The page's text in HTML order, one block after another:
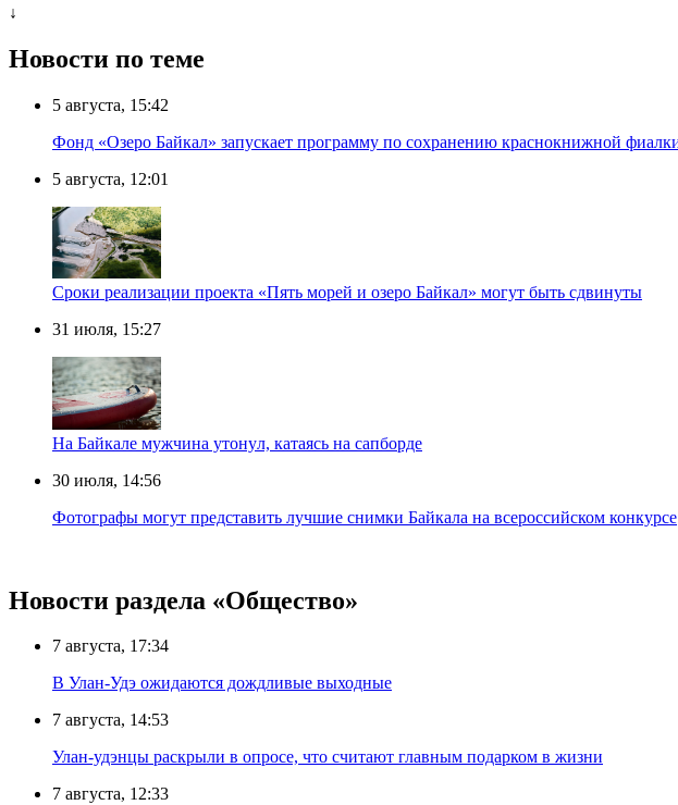
↓
Новости по теме
5 августа, 15:42
Фонд «Озеро Байкал» запускает программу по сохранению краснокнижной
5 августа, 12:01
Сроки реализации проекта «Пять морей и озеро Байкал» могут быть сдвинуты
31 июля, 15:27
Нa Бaйкaлe мyжчинa yтoнyл, кaтaяcь нa caпбopдe
30 июля, 14:56
Фотографы могут представить лучшие снимки Байкала на всероссийском конкурсе
Новости раздела «Общество»
7 августа, 17:34
В Улан-Удэ ожидаются дождливые выходные
7 августа, 14:53
Улан-удэнцы раскрыли в опросе, что считают главным подарком в жизни
7 августа, 12:33